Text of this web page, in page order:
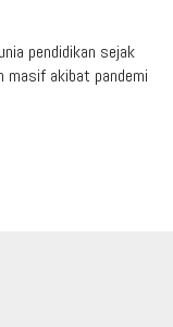
pendidikan sejak
akibat pandemi